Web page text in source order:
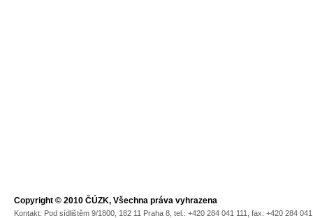
Copyright © 2010 ČÚZK, Všechna práva vyhrazena
Kontakt: Pod sídlištěm 9/1800, 182 11 Praha 8, tel.: +420 284 041 111, fax: +420 284